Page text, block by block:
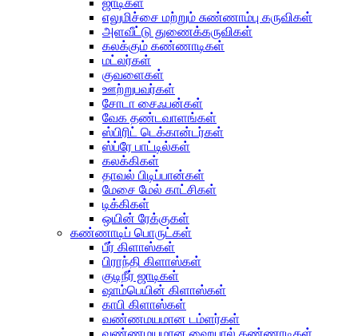
ஜாடிகள்
எலுமிச்சை மற்றும் சுண்ணாம்பு கருவிகள்
அளவீட்டு துணைக்கருவிகள்
கலக்கும் கண்ணாடிகள்
மட்லர்கள்
குவளைகள்
ஊற்றுபவர்கள்
சோடா சைஃபன்கள்
வேக தண்டவாளங்கள்
ஸ்பிரிட் டெக்கான்டர்கள்
ஸ்ப்ரே பாட்டில்கள்
கலக்கிகள்
தாவல் பிடிப்பான்கள்
மேசை மேல் காட்சிகள்
டிக்கிகள்
ஒயின் ரேக்குகள்
கண்ணாடிப் பொருட்கள்
பீர் கிளாஸ்கள்
பிராந்தி கிளாஸ்கள்
குடிநீர் ஜாடிகள்
ஷாம்பெயின் கிளாஸ்கள்
காபி கிளாஸ்கள்
வண்ணமயமான டம்ளர்கள்
வண்ணமயமான ஹைபால் கண்ணாடிகள்